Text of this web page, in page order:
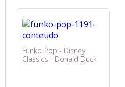
Funko Pop - Disney
Classics - Donald Duck